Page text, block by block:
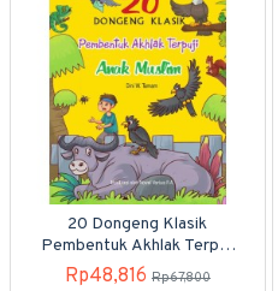
20 Dongeng Klasik
Pembentuk Akhlak Terpuji
Anak Muslim
Rp48,816 Rp67,800